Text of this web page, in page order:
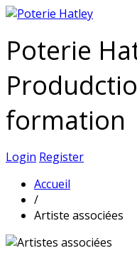
Poterie
formation
Login Register
Accueil
/
Artiste associées